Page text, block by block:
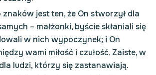
znaków jest ten, że On stworzył dla
– małżonki, byście skłaniali się
w nich wypoczynek; i On
wami miłość i czułość. Zaiste, w
ludzi, którzy się zastanawiają.